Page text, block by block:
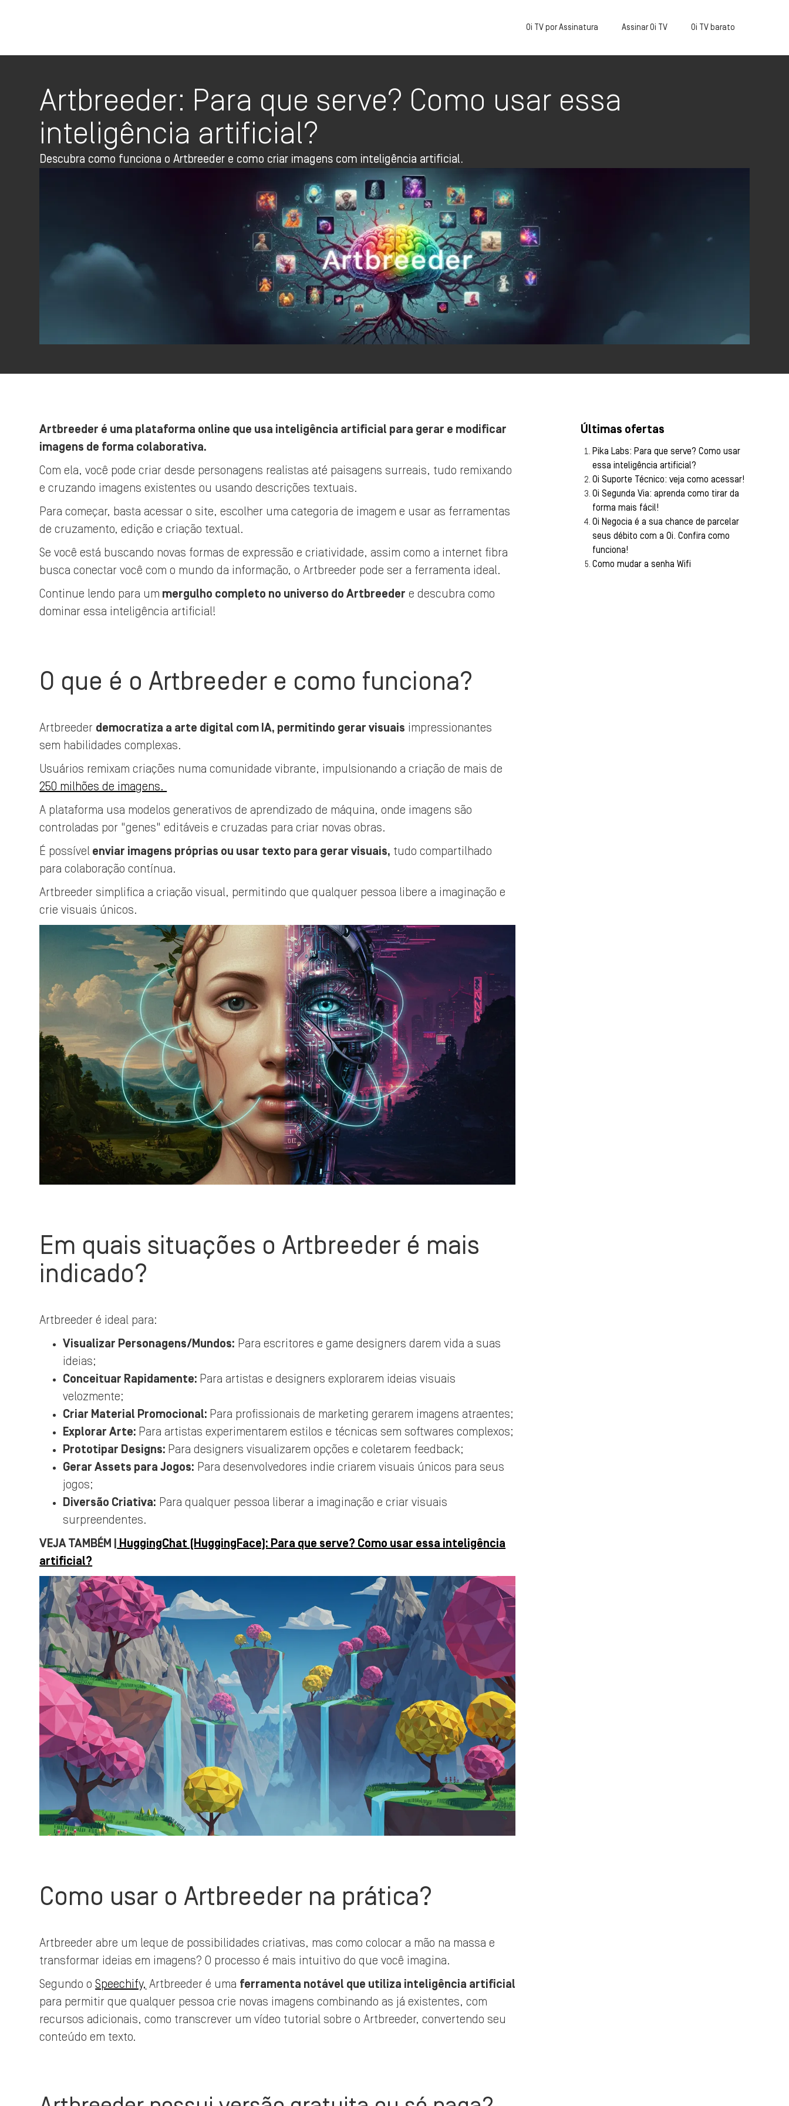
Oi TV por Assinatura Assinar Oi TV Oi TV barato
Artbreeder: Para que serve? Como usar essa
inteligência artificial?
Descubra como funciona o Artbreeder e como criar imagens com inteligência artificial.
Artbreeder é uma plataforma online que usa inteligência artificial para gerar e modificar
imagens de forma colaborativa.
Com ela, você pode criar desde personagens realistas até paisagens surreais, tudo remixando
e cruzando imagens existentes ou usando descrições textuais.
Para começar, basta acessar o site, escolher uma categoria de imagem e usar as ferramentas
de cruzamento, edição e criação textual.
Se você está buscando novas formas de expressão e criatividade, assim como a internet fibra
busca conectar você com o mundo da informação, o Artbreeder pode ser a ferramenta ideal.
Continue lendo para um mergulho completo no universo do Artbreeder e descubra como
dominar essa inteligência artificial!
O que é o Artbreeder e como funciona?
Artbreeder democratiza a arte digital com IA, permitindo gerar visuais impressionantes
sem habilidades complexas.
Usuários remixam criações numa comunidade vibrante, impulsionando a criação de mais de
250 milhões de imagens.
A plataforma usa modelos generativos de aprendizado de máquina, onde imagens são
controladas por "genes" editáveis e cruzadas para criar novas obras.
É possível enviar imagens próprias ou usar texto para gerar visuais, tudo compartilhado
para colaboração contínua.
Artbreeder simplifica a criação visual, permitindo que qualquer pessoa libere a imaginação e
crie visuais únicos.
Em quais situações o Artbreeder é mais
indicado?
Artbreeder é ideal para:
Visualizar Personagens/Mundos: Para escritores e game designers darem vida a suas
ideias;
Conceituar Rapidamente: Para artistas e designers explorarem ideias visuais
velozmente;
Criar Material Promocional: Para profissionais de marketing gerarem imagens atraentes;
Explorar Arte: Para artistas experimentarem estilos e técnicas sem softwares complexos;
Prototipar Designs: Para designers visualizarem opções e coletarem feedback;
Gerar Assets para Jogos: Para desenvolvedores indie criarem visuais únicos para seus
jogos;
Diversão Criativa: Para qualquer pessoa liberar a imaginação e criar visuais
surpreendentes.
VEJA TAMBÉM |
HuggingChat (HuggingFace): Para que serve? Como usar essa inteligência
artificial?
Como usar o Artbreeder na prática?
Artbreeder abre um leque de possibilidades criativas, mas como colocar a mão na massa e
transformar ideias em imagens? O processo é mais intuitivo do que você imagina.
Segundo oSpeechify, Artbreeder é uma ferramenta notável que utiliza inteligência artificial
para permitir que qualquer pessoa crie novas imagens combinando as já existentes, com
recursos adicionais, como transcrever um vídeo tutorial sobre o Artbreeder, convertendo seu
conteúdo em texto.
Últimas ofertas
Pika Labs: Para que serve? Como usar
essa inteligência artificial?
Oi Suporte Técnico: veja como acessar!
Oi Segunda Via: aprenda como tirar da
forma mais fácil!
Oi Negocia é a sua chance de parcelar
seus débito com a Oi. Confira como
funciona!
Como mudar a senha Wifi